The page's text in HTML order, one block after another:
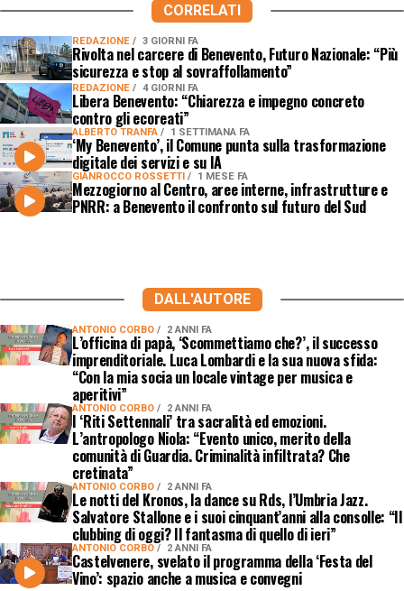
CORRELATI
REDAZIONE 3 GIORNI FA
Rivolta nel carcere di Benevento, Futuro Nazionale: “Più
sicurezza e stop al sovraffollamento”
REDAZIONE 4 GIORNI FA
Libera Benevento: “Chiarezza e impegno concreto
contro gli ecoreati”
ALBERTO TRANFA 1 SETTIMANA FA
‘My Benevento’, il Comune punta sulla trasformazione
digitale dei servizi e su IA
GIANROCCO ROSSETTI 1 MESE FA
Mezzogiorno al Centro, aree interne, infrastrutture e
PNRR: a Benevento il confronto sul futuro del Sud
DALL'AUTORE
ANTONIO CORBO 2 ANNI FA
L’officina di papà, ‘Scommettiamo che?’, il successo
imprenditoriale. Luca Lombardi e la sua nuova sfida:
“Con la mia socia un locale vintage per musica e
aperitivi”
ANTONIO CORBO 2 ANNI FA
I ‘Riti Settennali’ tra sacralità ed emozioni.
L’antropologo Niola: “Evento unico, merito della
comunità di Guardia. Criminalità infiltrata? Che
cretinata”
ANTONIO CORBO 2 ANNI FA
Le notti del Kronos, la dance su Rds, l’Umbria Jazz.
Salvatore Stallone e i suoi cinquant’anni alla consolle: “Il
clubbing di oggi? Il fantasma di quello di ieri”
ANTONIO CORBO 2 ANNI FA
Castelvenere, svelato il programma della ‘Festa del
Vino’: spazio anche a musica e convegni